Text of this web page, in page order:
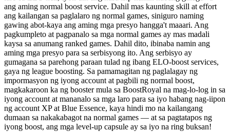
ang aming normal boost service. Dahil mas kaunting skill at effort
ang kailangan sa paglalaro ng normal games, siniguro naming
gawing abot-kaya ang aming mga presyo hangga't maaari. Ang
pagkumpleto at pagpanalo sa mga normal games ay mas madali
kaysa sa anumang ranked games. Dahil dito, ibinaba namin ang
aming mga presyo para sa serbisyong ito. Ang serbisyo ay
gumagana sa parehong paraan tulad ng ibang ELO-boost services,
gaya ng league boosting. Sa pamamagitan ng paglalagay ng
impormasyon ng iyong account at pagbili ng normal boost,
magkakaroon ka ng booster mula sa BoostRoyal na mag-lo-log in sa
iyong account at mananalo sa mga laro para sa iyo habang nag-iipon
ng account XP at Blue Essence, kaya hindi mo na kailangang
dumaan sa nakakabagot na normal games — at sa pagtatapos ng
iyong boost, ang mga level-up capsule ay sa iyo na ring buksan!